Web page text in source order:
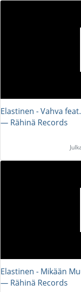
Elastinen - Vahva
― Rähinä Records
Elastinen - Mikään
― Rähinä Records